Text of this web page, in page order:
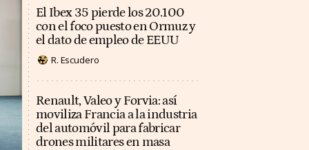
El Ibex 35 pierde los 20.100
con el foco puesto en Ormuz y
el dato de empleo de EEUU
R. Escudero
Renault, Valeo y Forvia: así
moviliza Francia a la industria
del automóvil para fabricar
drones militares en masa